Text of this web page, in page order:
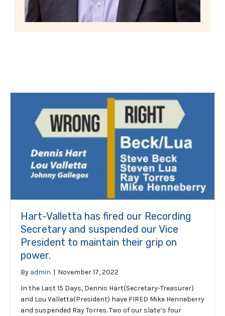
Hart-Valletta has fired our Recording
Secretary and suspended our Vice
President to maintain their grip on
power.
By admin | November 17, 2022
In the Last 15 Days, Dennis Hart(Secretary-Treasurer)
and Lou Valletta(President) have FIRED Mike Henneberry
and suspended Ray Torres. Two of our slate’s four